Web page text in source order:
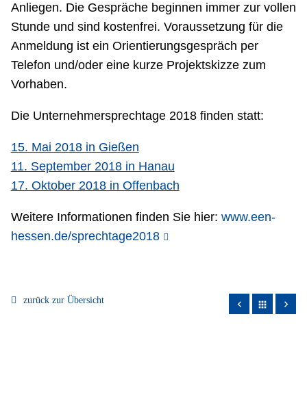
Anliegen. Die Gespräche beginnen immer zur vollen
Stunde und sind kostenfrei. Voraussetzung für die
Anmeldung ist ein Orientierungsgespräch per
Telefon und/oder eine kurze Projektskizze zum
Vorhaben.
Die Unternehmersprechtage 2018 finden statt:
15. Mai 2018 in Gießen
11. September 2018 in Hanau
17. Oktober 2018 in Offenbach
Weitere Informationen finden Sie hier: www.een-
hessen.de/sprechtage2018
zurück zur Übersicht apps